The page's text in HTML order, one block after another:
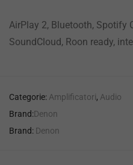
AirPlay 2, Bluetooth, Spotify
SoundCloud, Roon ready,
Categorie: Amplificatori, Audio
Brand:Denon
Brand: Denon